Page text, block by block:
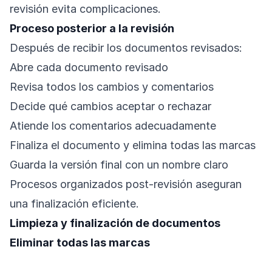
revisión evita complicaciones.
Proceso posterior a la revisión
Después de recibir los documentos revisados:
Abre cada documento revisado
Revisa todos los cambios y comentarios
Decide qué cambios aceptar o rechazar
Atiende los comentarios adecuadamente
Finaliza el documento y elimina todas las marcas
Guarda la versión final con un nombre claro
Procesos organizados post-revisión aseguran
una finalización eficiente.
Limpieza y finalización de documentos
Eliminar todas las marcas